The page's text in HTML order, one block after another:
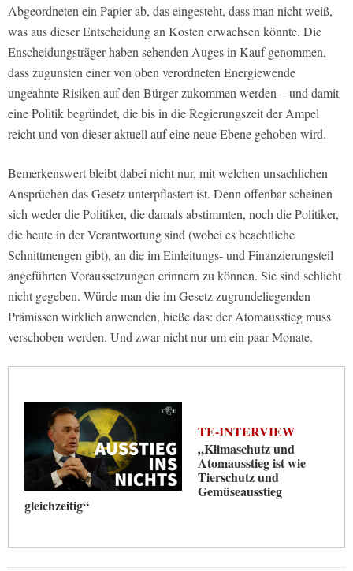
Abgeordneten ein Papier ab, das eingesteht, dass man nicht weiß,
was aus dieser Entscheidung an Kosten erwachsen könnte. Die
Enscheidungsträger haben sehenden Auges in Kauf genommen,
dass zugunsten einer von oben verordneten Energiewende
ungeahnte Risiken auf den Bürger zukommen werden – und damit
eine Politik begründet, die bis in die Regierungszeit der Ampel
reicht und von dieser aktuell auf eine neue Ebene gehoben wird.
Bemerkenswert bleibt dabei nicht nur, mit welchen unsachlichen
Ansprüchen das Gesetz unterpflastert ist. Denn offenbar scheinen
sich weder die Politiker, die damals abstimmten, noch die Politiker,
die heute in der Verantwortung sind (wobei es beachtliche
Schnittmengen gibt), an die im Einleitungs- und Finanzierungsteil
angeführten Voraussetzungen erinnern zu können. Sie sind schlicht
nicht gegeben. Würde man die im Gesetz zugrundeliegenden
Prämissen wirklich anwenden, hieße das: der Atomausstieg muss
verschoben werden. Und zwar nicht nur um ein paar Monate.
TE-INTERVIEW
„Klimaschutz und
Atomausstieg ist wie
Tierschutz und
Gemüseausstieg
gleichzeitig“